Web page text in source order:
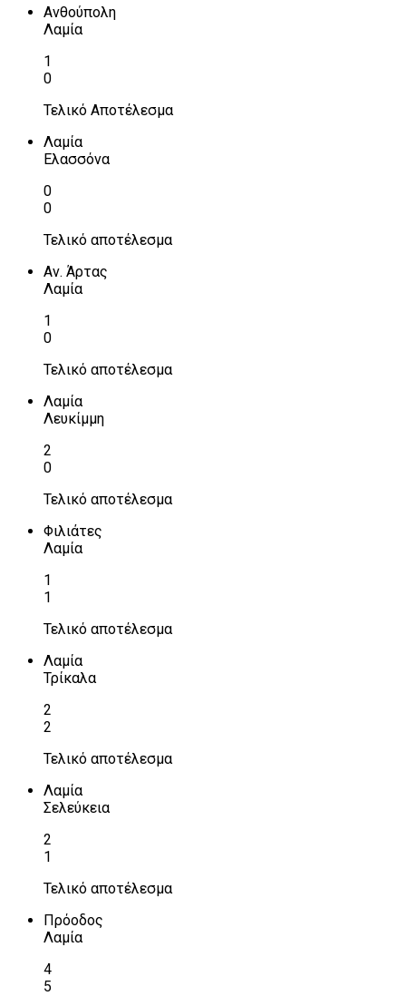
Ανθούπολη
Λαμία
1
0
Τελικό Αποτέλεσμα
Λαμία
Ελασσόνα
0
0
Τελικό αποτέλεσμα
Αν. Άρτας
Λαμία
1
0
Τελικό αποτέλεσμα
Λαμία
Λευκίμμη
2
0
Τελικό αποτέλεσμα
Φιλιάτες
Λαμία
1
1
Τελικό αποτέλεσμα
Λαμία
Τρίκαλα
2
2
Τελικό αποτέλεσμα
Λαμία
Σελεύκεια
2
1
Τελικό αποτέλεσμα
Πρόοδος
Λαμία
4
5